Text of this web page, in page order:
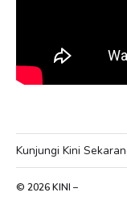
Kunjungi Kini
© 2026KINI –